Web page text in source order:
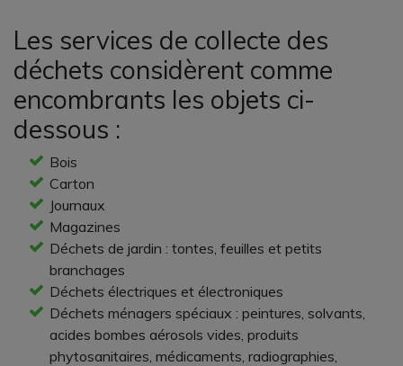
Les services de collecte des
déchets considèrent comme
encombrants les objets ci-
dessous :
Bois
Carton
Journaux
Magazines
Déchets de jardin : tontes, feuilles et petits
branchages
Déchets électriques et électroniques
Déchets ménagers spéciaux : peintures, solvants,
acides bombes aérosols vides, produits
phytosanitaires, médicaments, radiographies,